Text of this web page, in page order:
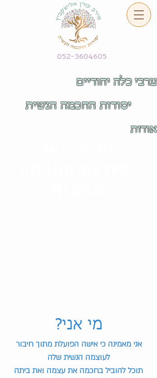
052-3604605
ערבי כלה יחודיים
יסודות החכמה הנשית
אודות
?מי אני
אני מאמינה כי אישה הפועלת מתוך חיבור
לעוצמה הנשית שלה
תוכל להוביל בחכמה את עצמה ואת ביתה